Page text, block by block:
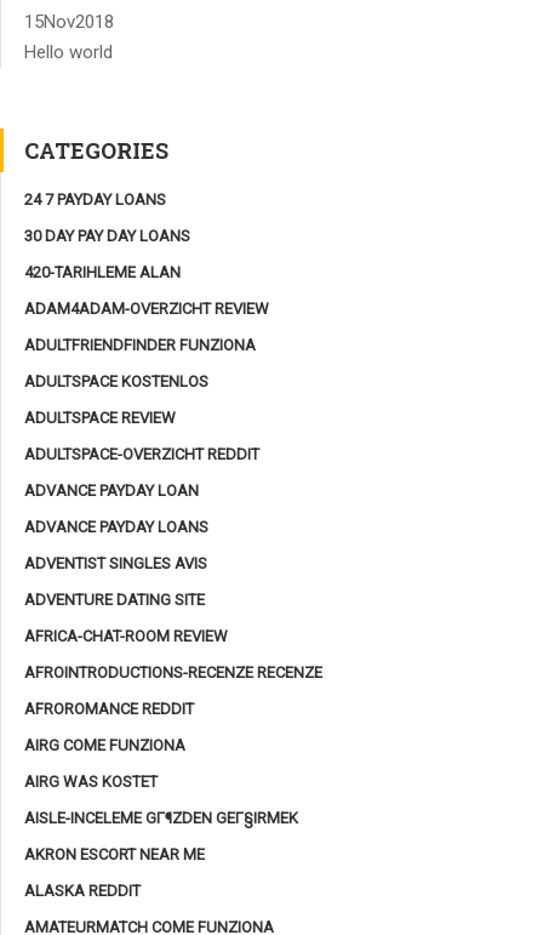
15Nov2018
Hello world
CATEGORIES
24 7 PAYDAY LOANS
30 DAY PAY DAY LOANS
420-TARIHLEME ALAN
ADAM4ADAM-OVERZICHT REVIEW
ADULTFRIENDFINDER FUNZIONA
ADULTSPACE KOSTENLOS
ADULTSPACE REVIEW
ADULTSPACE-OVERZICHT REDDIT
ADVANCE PAYDAY LOAN
ADVANCE PAYDAY LOANS
ADVENTIST SINGLES AVIS
ADVENTURE DATING SITE
AFRICA-CHAT-ROOM REVIEW
AFROINTRODUCTIONS-RECENZE RECENZE
AFROROMANCE REDDIT
AIRG COME FUNZIONA
AIRG WAS KOSTET
AISLE-INCELEME GГ¶ZDEN GEГ§IRMEK
AKRON ESCORT NEAR ME
ALASKA REDDIT
AMATEURMATCH COME FUNZIONA